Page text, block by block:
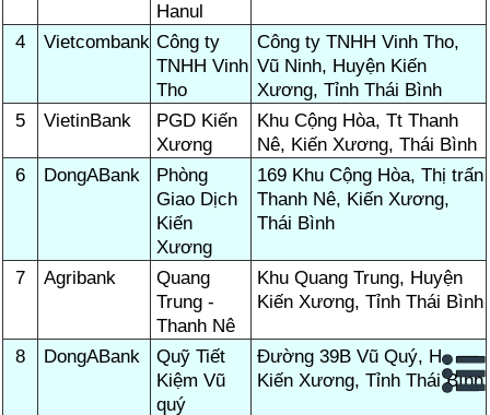
Hanul
4 Vietcombank Công ty
TNHH Vinh
Tho
Công ty TNHH Vinh Tho,
Vũ Ninh, Huyện Kiến
Xương, Tỉnh Thái Bình
5
VietinBank
PGD Kiến
Xương
Khu Cộng Hòa, Tt Thanh
Nê, Kiến Xương, Thái Bình
6
DongABank
Phòng
Giao Dịch
Kiến
Xương
169 Khu Cộng Hòa, Thị trấn
Thanh Nê, Kiến Xương,
Thái Bình
7 Agribank
Quang
Trung -
Thanh Nê
Khu Quang Trung, Huyện
Kiến Xương, Tỉnh Thái Bình
8 DongABank
Quỹ Tiết
Kiệm Vũ
quý
Đường 39B Vũ Quý, H.
Kiến Xương, Tỉnh Thái Bình